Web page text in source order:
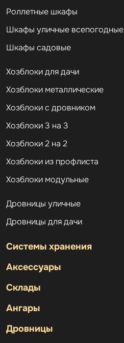
Роллетные шкафы
Шкафы уличные всепогодные
Шкафы садовые
Хозблоки для дачи
Хозблоки металлические
Хозблоки с дровником
Хозблоки 3 на 3
Хозблоки 2 на 2
Хозблоки из профлиста
Хозблоки модульные
Дровницы уличные
Дровницы для дачи
Системы хранения
Аксессуары
Склады
Ангары
Дровницы